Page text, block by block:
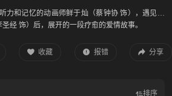
力和记忆的动画师鲜于灿（蔡钟协 饰），遇见了
经 饰）后，展开的一段疗愈的爱情故事。
收藏 报错 分享
排序